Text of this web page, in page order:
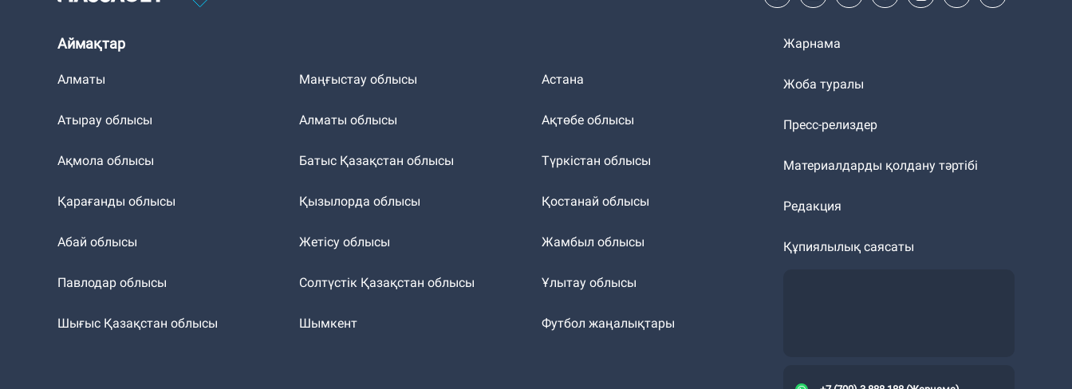
Аймақтар
Алматы Маңғыстау облысы Астана
Атырау облысы Алматы облысы Ақтөбе облысы
Ақмола облысы Батыс Қазақстан облысы Түркістан облысы
Қарағанды облысы Қызылорда облысы Қостанай облысы
Абай облысы Жетісу облысы Жамбыл облысы
Павлодар облысы Солтүстік Қазақстан облысы Ұлытау облысы
Шығыс Қазақстан облысы Шымкент Футбол жаңалықтары
Жарнама
Жоба туралы
Пресс-релиздер
Материалдарды қолдану тәртібі
Редакция
Құпиялылық саясаты